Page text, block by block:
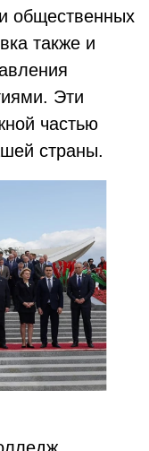
общественных
также и
Эти
частью
страны.